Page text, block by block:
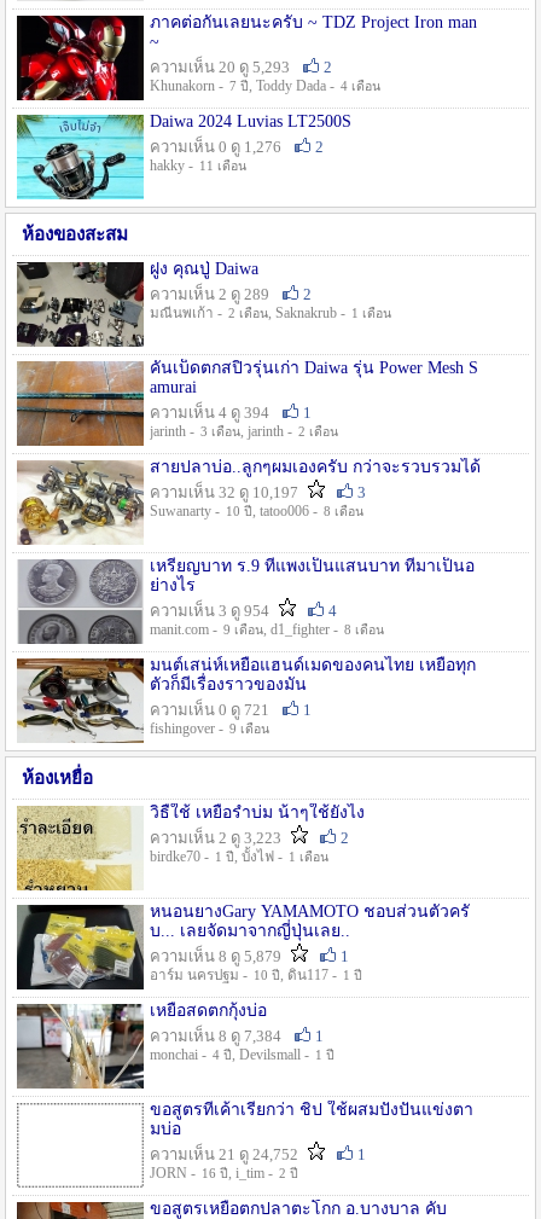
ภาคต่อกันเลยนะครับ ~ TDZ Project Iron man
~
ความเห็น 20 ดู 5,293
2
Khunakorn - 7 ปี , Toddy Dada - 4 เดือน
Daiwa 2024 Luvias LT2500S
ความเห็น 0 ดู 1,276
2
hakky - 11 เดือน
ห้องของสะสม
ฝูง คุณปู่ Daiwa
ความเห็น 2 ดู 289
2
มณีนพเก้า - 2 เดือน, Saknakrub - 1 เดือน
คันเบ็ดตกสปิ๋วรุ่นเก่า Daiwa รุ่น Power Mesh S
amurai
ความเห็น 4 ดู 394
1
jarinth - 3 เดือน, jarinth - 2 เดือน
สายปลาบ่อ..ลูกๆผมเองครับ กว่าจะรวบรวมได้
ความเห็น 32 ดู 10,197
3
Suwanarty - 10 ปี , tatoo006 - 8 เดือน
เหรียญบาท ร.9 ที่แพงเป็นแสนบาท ที่มาเป็นอ
ย่างไร
ความเห็น 3 ดู 954
4
manit.com - 9 เดือน, d1_fighter - 8 เดือน
มนต์เสน่ห์เหยื่อแฮนด์เมดของคนไทย เหยื่อทุก
ตัวก็มีเรื่องราวของมัน
ความเห็น 0 ดู 721
1
fishingover - 9 เดือน
ห้องเหยื่อ
วิธืใช้ เหยื่อรำบ่ม น้าๆใช้ยังไง
ความเห็น 2 ดู 3,223
2
birdke70 - 1 ปี , บั้งไฟ - 1 เดือน
หนอนยางGary YAMAMOTO ชอบส่วนตัวครั
บ... เลยจัดมาจากญี่ปุ่นเลย..
ความเห็น 8 ดู 5,879
1
อาร์ม นครปฐม - 10 ปี , ดิน117 - 1 ปี
เหยื่อสดตกกุ้งบ่อ
ความเห็น 8 ดู 7,384
1
monchai - 4 ปี , Devilsmall - 1 ปี
ขอสูตรที่เค้าเรียกว่า ชิป ใช้ผสมปังปั่นแข่งตา
มบ่อ
ความเห็น 21 ดู 24,752
1
JORN - 16 ปี , i_tim - 2 ปี
ขอสูตรเหยื่อตกปลาตะโกก อ.บางบาล คับ